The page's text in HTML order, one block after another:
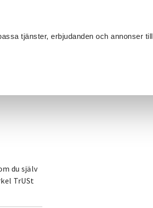
tjänster, erbjudanden och annonser till
du själv
TrUSt